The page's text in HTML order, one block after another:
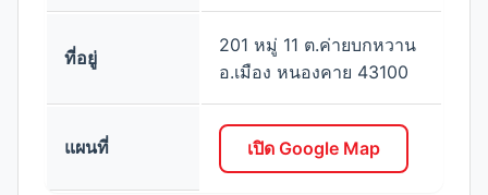
ที่อยู่
201 หมู่ 11 ต.ค่ายบกหวาน
อ.เมือง หนองคาย 43100
แผนที่ เปิด Google Map